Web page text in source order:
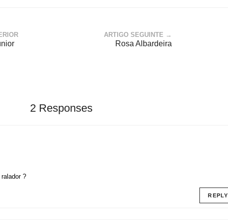
ARTIGO SEGUINTE →
Rosa Albardeira
2 Responses
?
REPLY